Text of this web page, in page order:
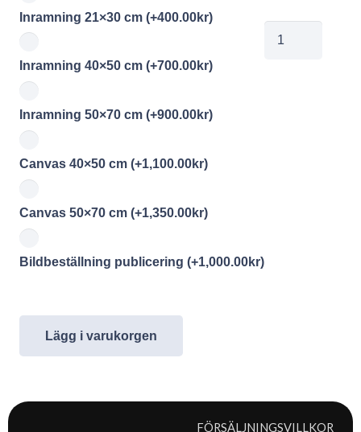
Inramning 21×30 cm (+400.00kr)
Inramning 40×50 cm (+700.00kr)
Inramning 50×70 cm (+900.00kr)
Canvas 40×50 cm (+1,100.00kr)
Canvas 50×70 cm (+1,350.00kr)
Bildbeställning publicering (+1,000.00kr)
ja150109015
Lägg i varukorgen
FÖRSÄLJNINGSVILLKOR